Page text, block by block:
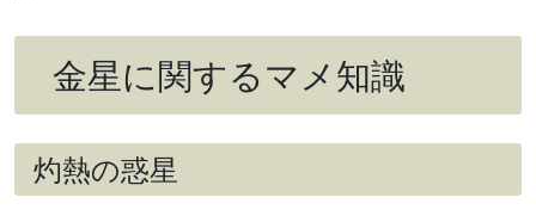
金星に関するマメ知識
灼熱の惑星